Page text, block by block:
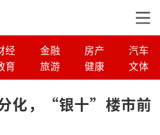
经 金融 房产
汽车
育 旅游 健康 文体
化，“银十”楼市前